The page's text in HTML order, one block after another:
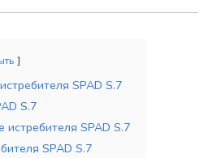
SPAD S.7
S.7
SPAD S.7
SPAD S.7